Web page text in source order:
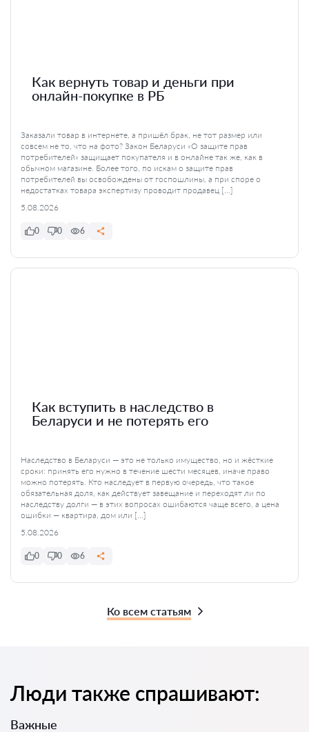
Как вернуть товар и деньги при
онлайн-покупке в РБ
Заказали товар в интернете, а пришёл брак, не тот размер или
совсем не то, что на фото? Закон Беларуси «О защите прав
потребителей» защищает покупателя и в онлайне так же, как в
обычном магазине. Более того, по искам о защите прав
потребителей вы освобождены от госпошлины, а при споре о
недостатках товара экспертизу проводит продавец […]
5.08.2026
0 0 6
Как вступить в наследство в
Беларуси и не потерять его
Наследство в Беларуси — это не только имущество, но и жёсткие
сроки: принять его нужно в течение шести месяцев, иначе право
можно потерять. Кто наследует в первую очередь, что такое
обязательная доля, как действует завещание и переходят ли по
наследству долги — в этих вопросах ошибаются чаще всего, а цена
ошибки — квартира, дом или […]
5.08.2026
0 0 6
Ко всем статьям
Люди также спрашивают:
Важные